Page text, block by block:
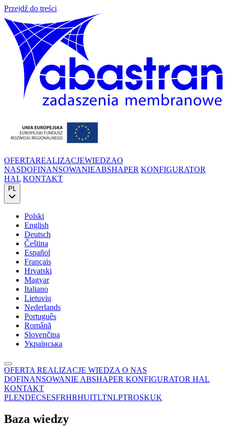
Przejdź do treści
OFERTAREALIZACJEWIEDZAO
NASDOFINANSOWANIEABSHAPER KONFIGURATOR
HAL KONTAKT
PL
Polski
English
Deutsch
Čeština
Español
Français
Hrvatski
Magyar
Italiano
Lietuvių
Nederlands
Português
Română
Slovenčina
Українська
OFERTA REALIZACJE WIEDZA O NAS
DOFINANSOWANIE ABSHAPER KONFIGURATOR HAL
KONTAKT
PLENDECSESFRHRHUITLTNLPTROSKUK
Baza wiedzy